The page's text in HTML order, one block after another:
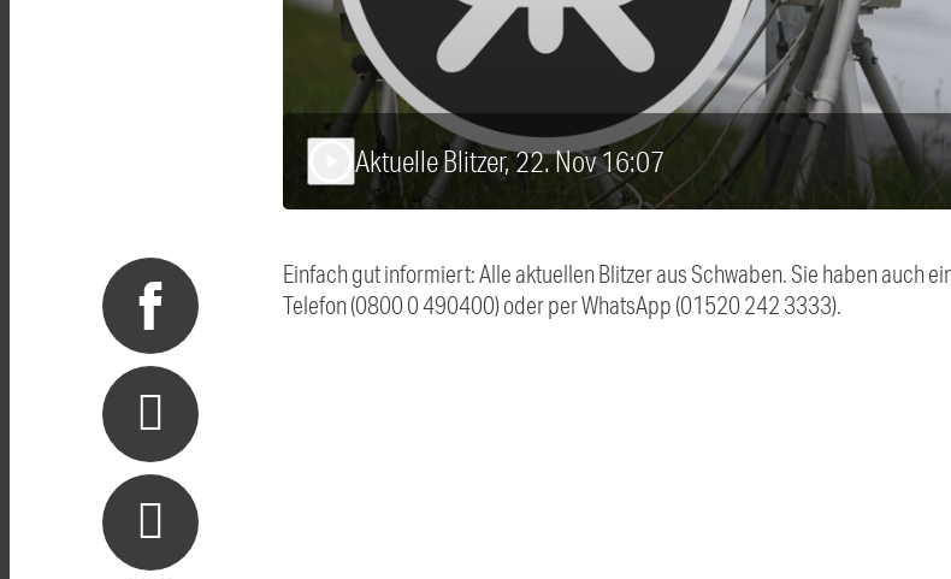
Aktuelle Blitzer, 22. Nov 16:07
Einfach gut informiert: Alle aktuellen Blitzer aus Schwaben. Sie haben auch
Telefon (0800 0 490400) oder per WhatsApp (01520 242 3333).